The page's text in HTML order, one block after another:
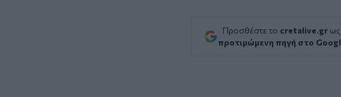
Προσθέστε το cretalive.gr ως
προτιμώμενη πηγή στο